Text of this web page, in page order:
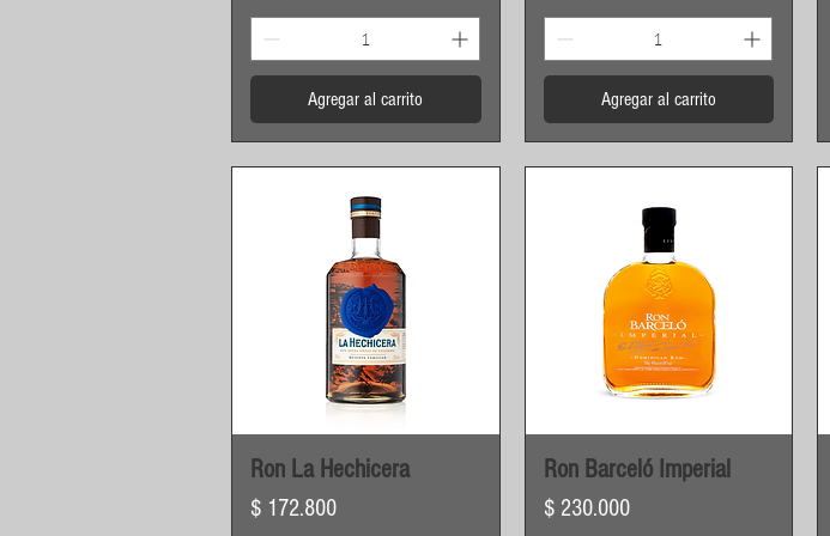
Agregar al carrito Agregar al carrito
Vista rápida
Ron La Hechicera
Precio
$ 172.800
Vista rápida
Ron Barceló Imperial
Precio
$ 230.000